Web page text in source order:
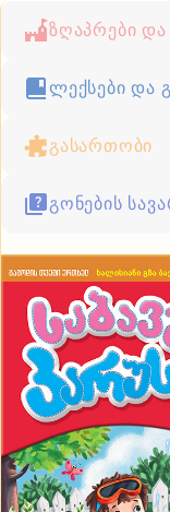
ზღაპრები
ლექსები და
გასართობი
გონების